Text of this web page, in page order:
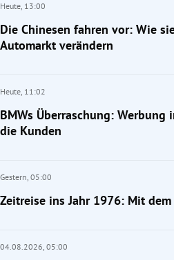
Heute, 13:00
Die Chinesen fahren vor: Wie
Automarkt verändern
Heute, 11:02
BMWs Überraschung:
die Kunden
Gestern, 05:00
Zeitreise ins Jahr 1976: Mit
04.08.2026, 05:00